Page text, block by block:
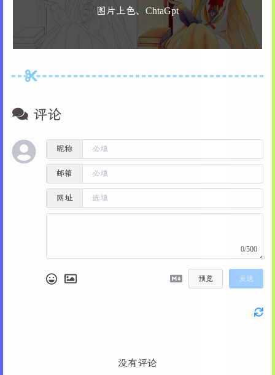
图片上色、ChtaGpt
评论
昵称
邮箱
网址
0/500
预览 发送
没有评论